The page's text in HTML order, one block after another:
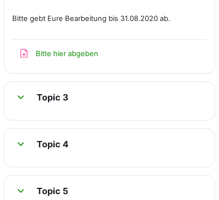
Bitte gebt Eure Bearbeitung bis 31.08.2020 ab.
Bitte hier abgeben
Replier Topic 3
Replier Topic 4
Replier Topic 5